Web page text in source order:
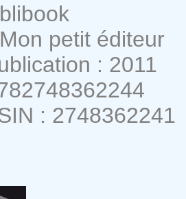
petit éditeur
: 2011
: 2748362241